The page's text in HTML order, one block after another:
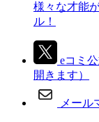
様々な才能
ル！
eコミ
開きます）
メール